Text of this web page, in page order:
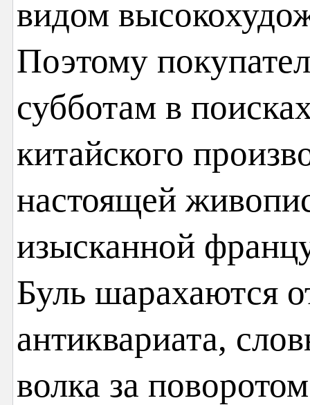
видом
Поэтому
субботам в
китайского
настоящей
изысканной
Буль шарахаются
антиквариата,
волка за